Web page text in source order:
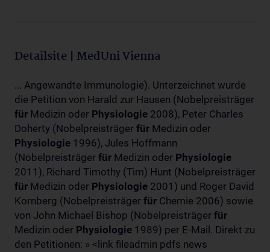
Detailsite | MedUni Vienna
... Angewandte Immunologie). Unterzeichnet wurde
die Petition von Harald zur Hausen (Nobelpreisträger
für Medizin oder Physiologie 2008), Peter Charles
Doherty (Nobelpreisträger für Medizin oder
Physiologie 1996), Jules Hoffmann
(Nobelpreisträger für Medizin oder Physiologie
2011), Richard Timothy (Tim) Hunt (Nobelpreisträger
für Medizin oder Physiologie 2001) und Roger David
Kornberg (Nobelpreisträger für Chemie 2006) sowie
von John Michael Bishop (Nobelpreisträger für
Medizin oder Physiologie 1989) per E-Mail. Direkt zu
den Petitionen: » <link fileadmin pdfs news